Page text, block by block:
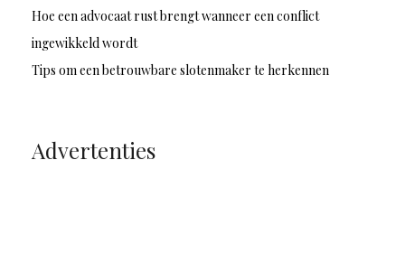
Hoe een advocaat rust brengt wanneer een conflict
ingewikkeld wordt
Tips om een betrouwbare slotenmaker te herkennen
Advertenties